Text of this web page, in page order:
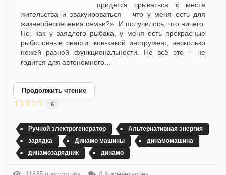
придётся срываться с места
жительства и эвакуироваться – что у меня есть для
жизнеобеспечения семьи?». И получилось, что ничего.
Не, как у заядлого рыбака, у меня есть прекрасные
рыболовные снасти, кое-какой инструмент, несколько
ножей разной функциональности. Но всё это – не
годится для автономного...
Продолжить чтение
6
Ручной электрогенератор
Альтернативная энергия
зарядка
Динамо машины
динамомашина
динамозарядник
динамо